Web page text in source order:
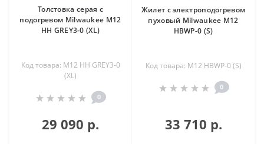
Толстовка серая с
подогревом Milwaukee M12
HH GREY3-0 (XL)
Код товара: M12 HH GREY3-0
(XL)
0
29 090 р.
Жилет с электроподогревом
пуховый Milwaukee M12
HBWP-0 (S)
Код товара: M12 HBWP-0 (S)
0
33 710 р.